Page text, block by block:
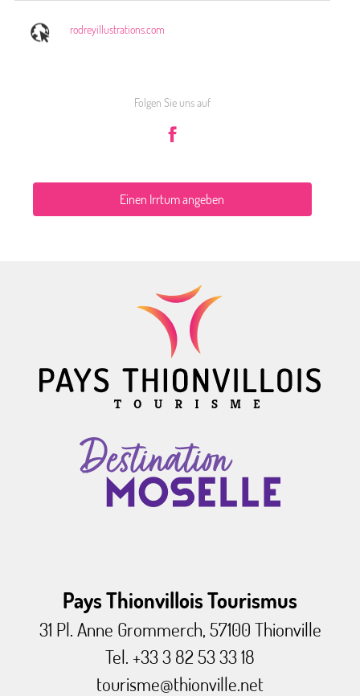
rodreyillustrations.com
Folgen Sie uns auf
Einen Irrtum angeben
Pays Thionvillois Tourismus
31 Pl. Anne Grommerch, 57100 Thionville
Tel. +33 3 82 53 33 18
tourisme@thionville.net